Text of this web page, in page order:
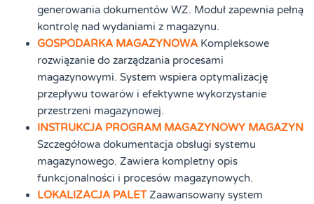
generowania dokumentów WZ. Moduł zapewnia pełną
kontrolę nad wydaniami z magazynu.
GOSPODARKA MAGAZYNOWA Kompleksowe
rozwiązanie do zarządzania procesami
magazynowymi. System wspiera optymalizację
przepływu towarów i efektywne wykorzystanie
przestrzeni magazynowej.
INSTRUKCJA PROGRAM MAGAZYNOWY MAGAZYN
Szczegółowa dokumentacja obsługi systemu
magazynowego. Zawiera kompletny opis
funkcjonalności i procesów magazynowych.
LOKALIZACJA PALETZaawansowany system